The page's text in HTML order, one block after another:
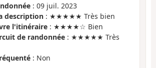
: 09 juil. 2023
description : ★★★★★ Très bien
l'itinéraire : ★★★★☆ Bien
de randonnée : ★★★★★ Très
: Non